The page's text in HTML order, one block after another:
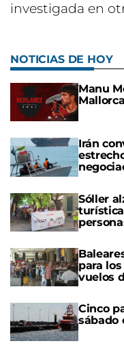
investigada en
NOTICIAS DE HOY
Manu
Irán
Sóller
para
vuelos
Cinco
sábado